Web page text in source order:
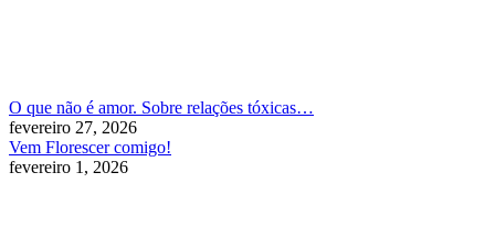
O que não é amor. Sobre relações tóxicas…
fevereiro 27, 2026
Vem Florescer comigo!
fevereiro 1, 2026